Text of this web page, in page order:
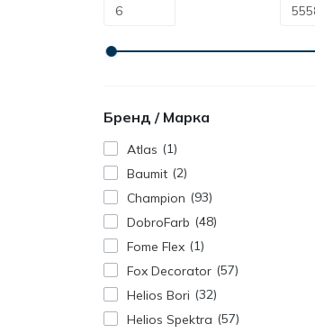
Бренд / Марка
Atlas
1
Baumit 2
Champion
93
DobroFarb
48
Fome Flex
1
Fox Decorator 57
Helios Bori
32
Helios Spektra
57